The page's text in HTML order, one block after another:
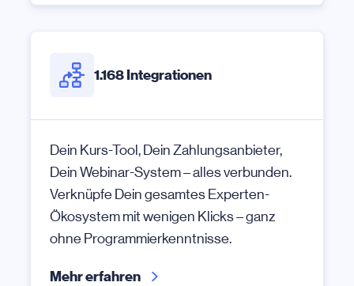
1.168 Integrationen
Dein Kurs-Tool, Dein Zahlungsanbieter,
Dein Webinar-System – alles verbunden.
Verknüpfe Dein gesamtes Experten-
Ökosystem mit wenigen Klicks – ganz
ohne Programmierkenntnisse.
Mehr erfahren